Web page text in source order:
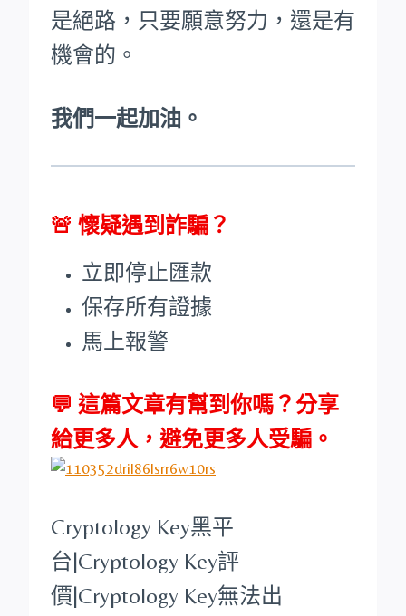
是絕路，只要願意努力，還是有
機會的。
我們一起加油。
🚨 懷疑遇到詐騙？
立即停止匯款
保存所有證據
馬上報警
💬 這篇文章有幫到你嗎？分享
給更多人，避免更多人受騙。
Cryptology Key黑平
台|Cryptology Key評
價|Cryptology Key無法出